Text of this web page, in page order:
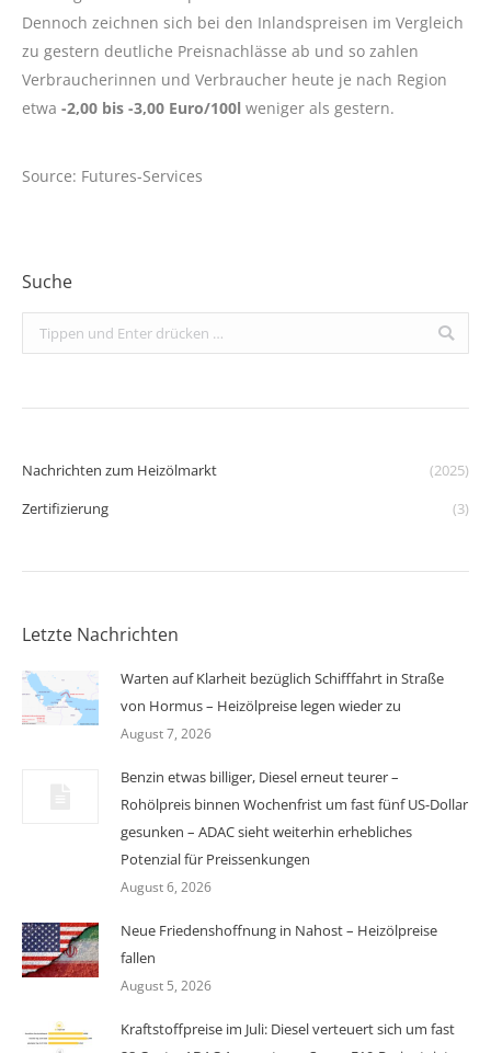
Dennoch zeichnen sich bei den Inlandspreisen im Vergleich
zu gestern deutliche Preisnachlässe ab und so zahlen
Verbraucherinnen und Verbraucher heute je nach Region
etwa -2,00 bis -3,00 Euro/100l weniger als gestern.
Source: Futures-Services
Suche
Search:
Nachrichten zum Heizölmarkt
(2025)
Zertifizierung
(3)
Letzte Nachrichten
Warten auf Klarheit bezüglich Schifffahrt in Straße
von Hormus – Heizölpreise legen wieder zu
August 7, 2026
Benzin etwas billiger, Diesel erneut teurer –
Rohölpreis binnen Wochenfrist um fast fünf US-Dollar
gesunken – ADAC sieht weiterhin erhebliches
Potenzial für Preissenkungen
August 6, 2026
Neue Friedenshoffnung in Nahost – Heizölpreise
fallen
August 5, 2026
Kraftstoffpreise im Juli: Diesel verteuert sich um fast